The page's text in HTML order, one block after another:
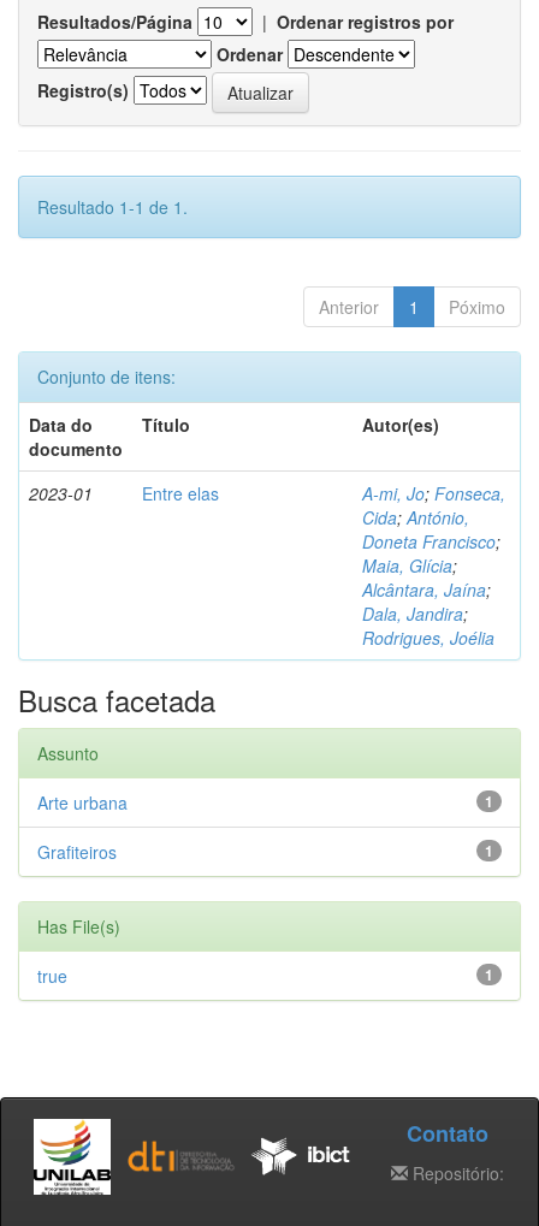
Resultados/Página | Ordenar registros por
Ordenar
Registro(s)
Resultado 1-1 de 1.
Anterior 1 Póximo
Conjunto de itens:
Data do
documento
Título Autor(es)
2023-01 Entre elas A-mi, Jo; Fonseca,
Cida;António,
Doneta Francisco;
Maia, Glícia;
Alcântara, Jaína;
Dala, Jandira;
Rodrigues, Joélia
Busca facetada
Assunto
1
Arte urbana
1
Grafiteiros
Has File(s)
1
true
Contato
Repositório: